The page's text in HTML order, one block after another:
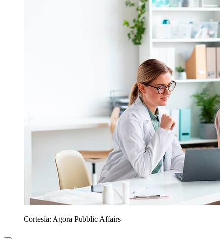
Cortesía: Agora Pubblic Affairs